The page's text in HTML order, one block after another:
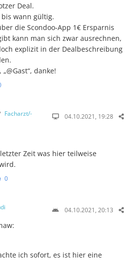
Deal.
wann gültig.
die Scondoo-App 1€ Ersparnis
kann man sich zwar ausrechnen,
explizit in der Dealbeschreibung
danke!
Facharzt/-
04.10.2021, 19:28
Zeit was hier teilweise
0
04.10.2021, 20:13
ich sofort, es ist hier eine